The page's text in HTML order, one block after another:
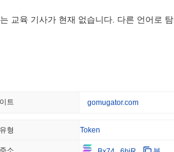
Gator의 가격 범위 기록은 무엇인가
교하여 GOMU의 가격 움직임에서 일시적인 지
CRYPTO
교육 기사가 현재 없습니다. 다른 언어로
트 gomugator.com
형 Token
소